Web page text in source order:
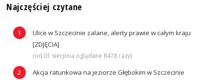
Najczęściej czytane
Ulice w Szczecinie zalane, alerty prawie w całym kraju
[ZDJĘCIA]
(od 01 sierpnia oglądane 8478 razy)
Akcja ratunkowa na jeziorze Głębokim w Szczecinie